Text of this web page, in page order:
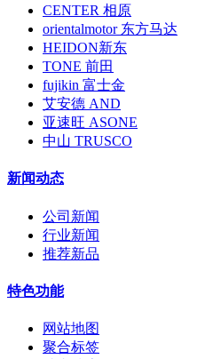
CENTER 相原
orientalmotor 东方马达
HEIDON新东
TONE 前田
fujikin 富士金
艾安德 AND
亚速旺 ASONE
中山 TRUSCO
新闻动态
公司新闻
行业新闻
推荐新品
特色功能
网站地图
聚合标签